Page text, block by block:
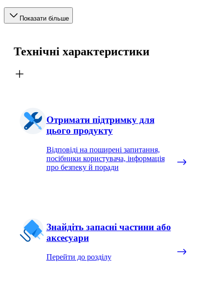
Показати більше
Технічні характеристики
Отримати підтримку для
цього продукту
Відповіді на поширені запитання,
посібники користувача, інформація
про безпеку й поради
Знайдіть запасні частини або
аксесуари
Перейти до розділу